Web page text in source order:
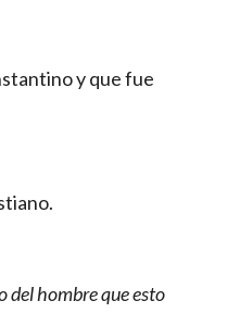
y que fue
del hombre que esto